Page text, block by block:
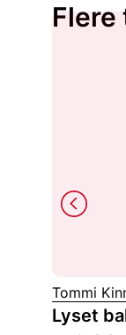
Tommi
Lyset